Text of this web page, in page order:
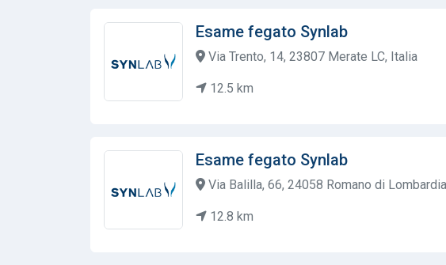
Esame fegato Synlab
Via Trento, 14, 23807 Merate LC, Italia
12.5 km
Esame fegato Synlab
Via Balilla, 66, 24058 Romano di
12.8 km